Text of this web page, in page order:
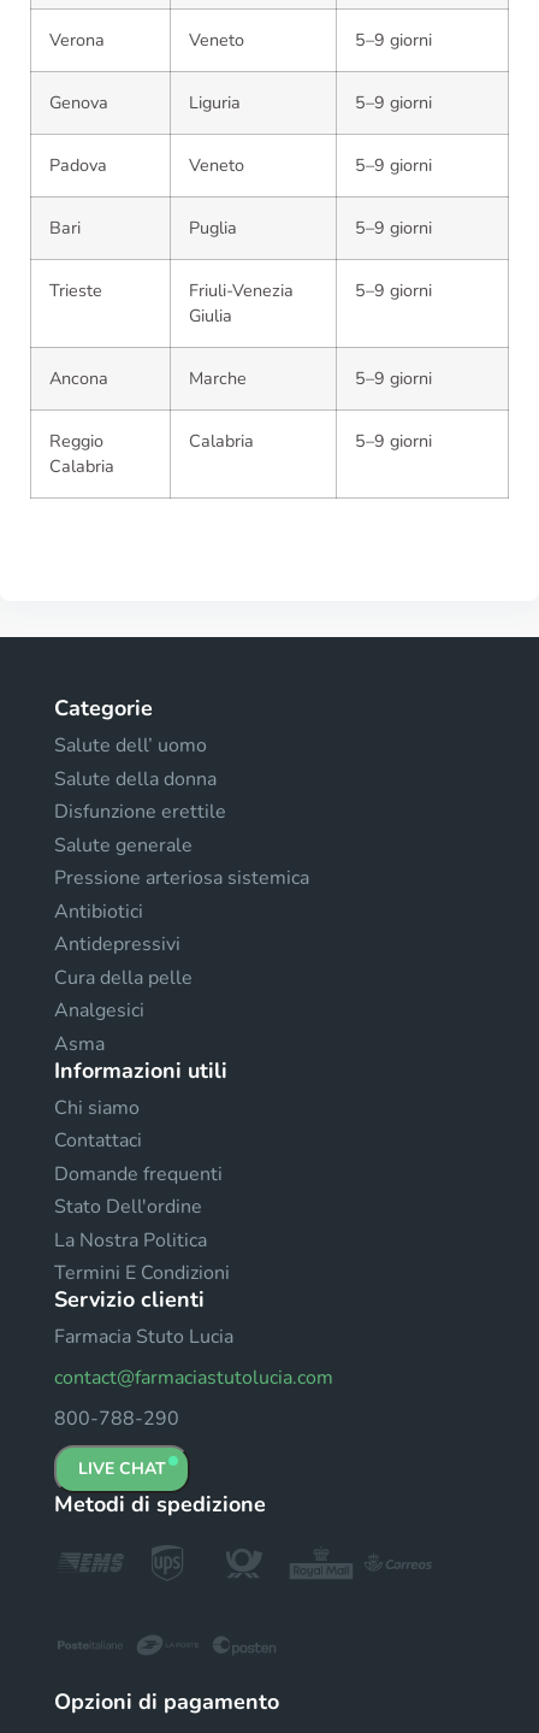
Verona Veneto 5–9 giorni
Genova Liguria 5–9 giorni
Padova Veneto 5–9 giorni
Bari Puglia 5–9 giorni
Trieste
Friuli-Venezia
Giulia
5–9 giorni
Ancona Marche 5–9 giorni
Reggio
Calabria
Calabria 5–9 giorni
Categorie
Salute dell’ uomo
Salute della donna
Disfunzione erettile
Salute generale
Pressione arteriosa sistemica
Antibiotici
Antidepressivi
Cura della pelle
Analgesici
Asma
Informazioni utili
Chi siamo
Contattaci
Domande frequenti
Stato Dell'ordine
La Nostra Politica
Termini E Condizioni
Servizio clienti
Farmacia Stuto Lucia
contact@farmaciastutolucia.com
800-788-290
LIVE CHAT
Metodi di spedizione
Opzioni di pagamento